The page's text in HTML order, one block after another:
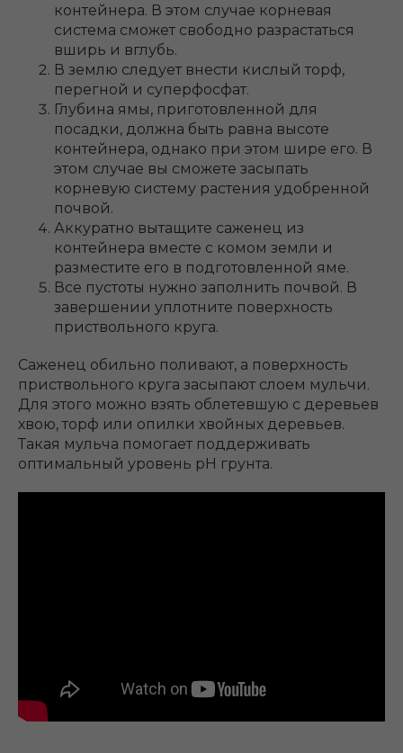
контейнера. В этом случае корневая
система сможет свободно разрастаться
вширь и вглубь.
В землю следует внести кислый торф,
перегной и суперфосфат.
Глубина ямы, приготовленной для
посадки, должна быть равна высоте
контейнера, однако при этом шире его. В
этом случае вы сможете засыпать
корневую систему растения удобренной
почвой.
Аккуратно вытащите саженец из
контейнера вместе с комом земли и
разместите его в подготовленной яме.
Все пустоты нужно заполнить почвой. В
завершении уплотните поверхность
приствольного круга.
Саженец обильно поливают, а поверхность
приствольного круга засыпают слоем мульчи.
Для этого можно взять облетевшую с деревьев
хвою, торф или опилки хвойных деревьев.
Такая мульча помогает поддерживать
оптимальный уровень рН грунта.